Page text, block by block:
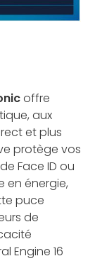
offre
aux
et plus
protège vos
Face ID ou
en énergie,
puce
de
Engine 16